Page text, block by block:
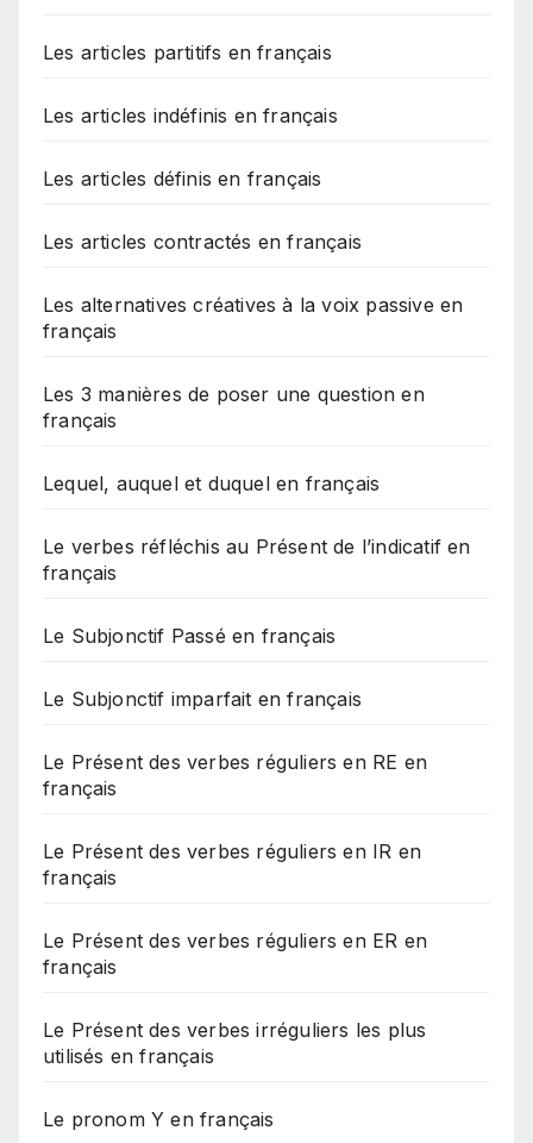
Les articles partitifs en français
Les articles indéfinis en français
Les articles définis en français
Les articles contractés en français
Les alternatives créatives à la voix passive en
français
Les 3 manières de poser une question en
français
Lequel, auquel et duquel en français
Le verbes réfléchis au Présent de l’indicatif en
français
Le Subjonctif Passé en français
Le Subjonctif imparfait en français
Le Présent des verbes réguliers en RE en
français
Le Présent des verbes réguliers en IR en
français
Le Présent des verbes réguliers en ER en
français
Le Présent des verbes irréguliers les plus
utilisés en français
Le pronom Y en français